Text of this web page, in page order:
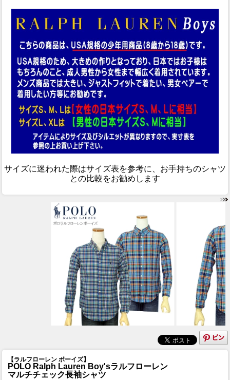
サイズに迷われた際はサイズ表を参考に、お手持ちのシャツ
との比較をお勧めします
【ラルフローレン ボーイズ】
POLO Ralph Lauren Boy'sラルフローレン
マルチチェック長袖シャツ